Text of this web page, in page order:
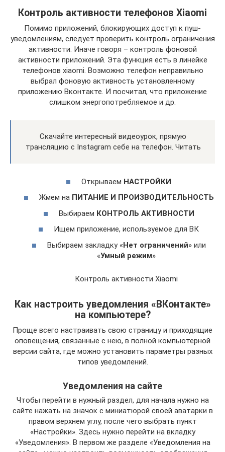
Контроль активности телефонов Xiaomi
Помимо приложений, блокирующих доступ к пуш-
уведомлениям, следует проверить контроль ограничения
активности. Иначе говоря – контроль фоновой
активности приложений. Эта функция есть в линейке
телефонов xiaomi. Возможно телефон неправильно
выбрал фоновую активность установленному
приложению Вконтакте. И посчитал, что приложение
слишком энергопотребляемое и др.
Скачайте интересный видеоурок, прямую
трансляцию с Instagram себе на телефон. Читать
Открываем НАСТРОЙКИ
Жмем на ПИТАНИЕ И ПРОИЗВОДИТЕЛЬНОСТЬ
Выбираем КОНТРОЛЬ АКТИВНОСТИ
Ищем приложение, используемое для ВК
Выбираем закладку «Нет ограничений» или
«Умный режим»
Контроль активности Xiaomi
Как настроить уведомления «ВКонтакте»
на компьютере?
Проще всего настраивать свою страницу и приходящие
оповещения, связанные с нею, в полной компьютерной
версии сайта, где можно установить параметры разных
типов уведомлений.
Уведомления на сайте
Чтобы перейти в нужный раздел, для начала нужно на
сайте нажать на значок с миниатюрой своей аватарки в
правом верхнем углу, после чего выбрать пункт
«Настройки». Здесь нужно перейти на вкладку
«Уведомления». В первом же разделе «Уведомления на